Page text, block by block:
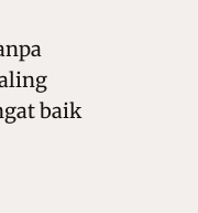
baik